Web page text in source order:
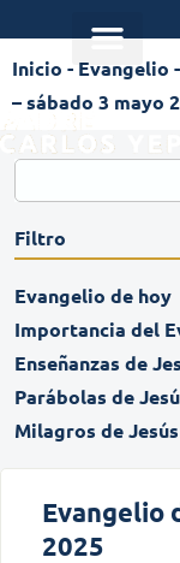
Inicio - Evangelio -
– sábado 3 mayo
Filtro
Evangelio de hoy
Importancia del
Enseñanzas de
Parábolas de
Milagros de Jesús
Evangelio
2025